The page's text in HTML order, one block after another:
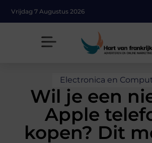
Vrijdag 7 Augustus 2026
Electronica en
Wil je een
Apple
kopen? Dit